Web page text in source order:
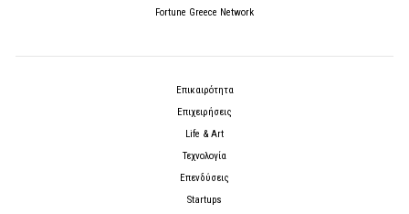
Fortune Greece Network
Επικαιρότητα
Επιχειρήσεις
Life & Art
Τεχνολογία
Επενδύσεις
Startups